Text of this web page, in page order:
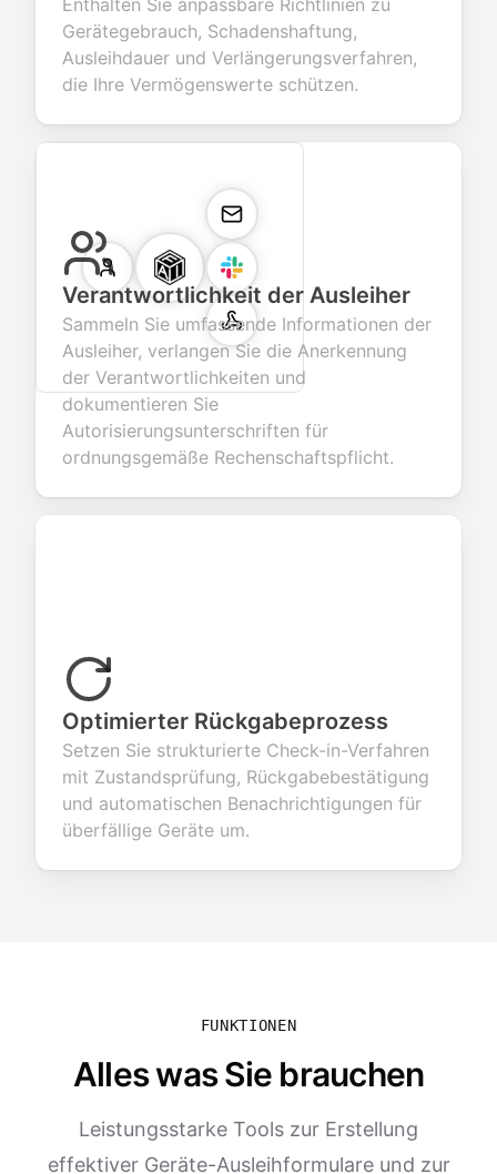
Enthalten Sie anpassbare Richtlinien zu
Gerätegebrauch, Schadenshaftung,
Ausleihdauer und Verlängerungsverfahren,
die Ihre Vermögenswerte schützen.
Verantwortlichkeit der Ausleiher
Sammeln Sie umfassende Informationen der
Ausleiher, verlangen Sie die Anerkennung
der Verantwortlichkeiten und
dokumentieren Sie
Autorisierungsunterschriften für
ordnungsgemäße Rechenschaftspflicht.
Optimierter Rückgabeprozess
Setzen Sie strukturierte Check-in-Verfahren
mit Zustandsprüfung, Rückgabebestätigung
und automatischen Benachrichtigungen für
überfällige Geräte um.
FUNKTIONEN
Alles was Sie brauchen
Leistungsstarke Tools zur Erstellung
effektiver Geräte-Ausleihformulare und zur